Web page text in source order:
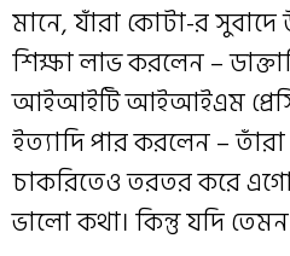
মানে, যাঁরা কোটা-র সুবাদে
শিক্ষা লাভ করলেন –
আইআইটি আইআইএম
ইত্যাদি পার করলেন –
চাকরিতেও তরতর করে
ভালো কথা। কিন্তু যদি